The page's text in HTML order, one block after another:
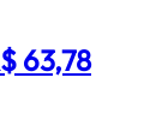
63,78